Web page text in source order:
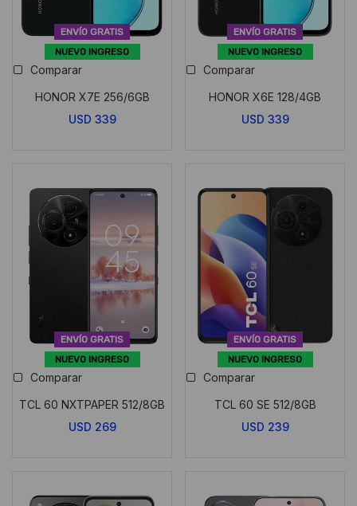
NUEVO INGRESO
ENVÍO GRATIS
Comparar
HONOR X7E 256/6GB
USD 339
NUEVO INGRESO
ENVÍO GRATIS
Comparar
HONOR X6E 128/4GB
USD 339
NUEVO INGRESO
ENVÍO GRATIS
Comparar
TCL 60 NXTPAPER 512/8GB
USD 269
NUEVO INGRESO
ENVÍO GRATIS
Comparar
TCL 60 SE 512/8GB
USD 239